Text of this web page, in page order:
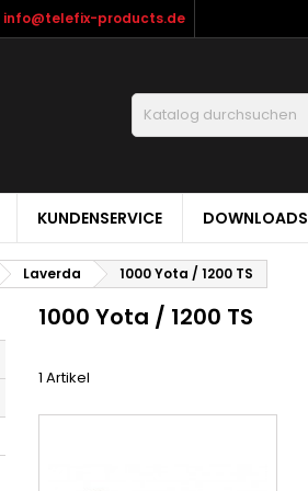
info@telefix-products.de
KUNDENSERVICE DOWNLOADS
Laverda 1000 Yota / 1200 TS
1000 Yota / 1200 TS
1 Artikel